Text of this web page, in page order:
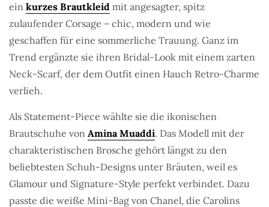
ein kurzes Brautkleid mit angesagter, spitz
zulaufender Corsage – chic, modern und wie
geschaffen für eine sommerliche Trauung. Ganz im
Trend ergänzte sie ihren Bridal-Look mit einem zarten
Neck-Scarf, der dem Outfit einen Hauch Retro-Charme
verlieh.
Als Statement-Piece wählte sie die ikonischen
Brautschuhe von Amina Muaddi. Das Modell mit der
charakteristischen Brosche gehört längst zu den
beliebtesten Schuh-Designs unter Bräuten, weil es
Glamour und Signature-Style perfekt verbindet. Dazu
passte die weiße Mini-Bag von Chanel, die Carolins